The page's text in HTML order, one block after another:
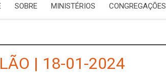
SOBRE MINISTÉRIOS CONGREGAÇÕES
| 18-01-2024